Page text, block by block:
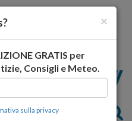
×
GRATIS per
Consigli e Meteo.
sulla privacy